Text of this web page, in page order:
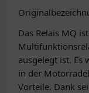
Das Relais MQ
ausgelegt ist. Es
in der
Vorteile. Dank